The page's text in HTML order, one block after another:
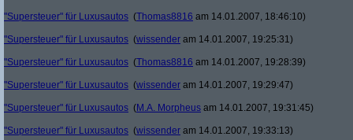
"Supersteuer" für Luxusautos (Thomas8816 am 14.01.2007, 18:46:10)
"Supersteuer" für Luxusautos (wissender am 14.01.2007, 19:25:31)
"Supersteuer" für Luxusautos (Thomas8816 am 14.01.2007, 19:28:39)
"Supersteuer" für Luxusautos (wissender am 14.01.2007, 19:29:47)
"Supersteuer" für Luxusautos (M.A. Morpheus am 14.01.2007, 19:31:45)
"Supersteuer" für Luxusautos (wissender am 14.01.2007, 19:33:13)